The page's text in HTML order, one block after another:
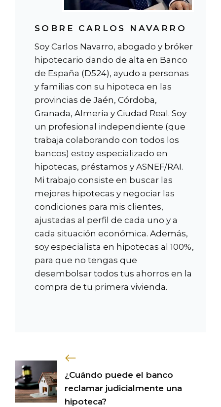
SOBRE CARLOS NAVARRO
Soy Carlos Navarro, abogado y bróker
hipotecario dando de alta en Banco
de España (D524), ayudo a personas
y familias con su hipoteca en las
provincias de Jaén, Córdoba,
Granada, Almería y Ciudad Real. Soy
un profesional independiente (que
trabaja colaborando con todos los
bancos) estoy especializado en
hipotecas, préstamos y ASNEF/RAI.
Mi trabajo consiste en buscar las
mejores hipotecas y negociar las
condiciones para mis clientes,
ajustadas al perfil de cada uno y a
cada situación económica. Además,
soy especialista en hipotecas al 100%,
para que no tengas que
desembolsar todos tus ahorros en la
compra de tu primera vivienda.
¿Cuándo puede el banco
reclamar judicialmente una
hipoteca?